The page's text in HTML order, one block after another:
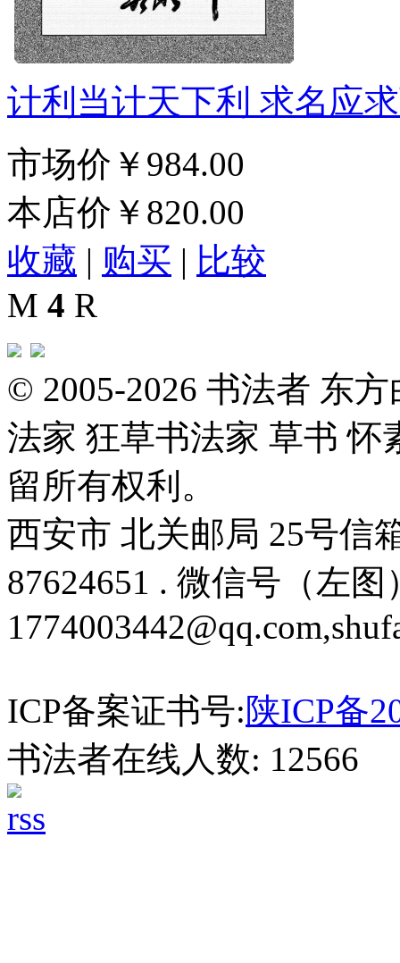
计利当计天下利 求名应
市场价 ￥984.00
本店价 ￥820.00
收藏 | 购买 | 比较
M 4 R
© 2005-2026 书法者 东
法家 狂草书法家 草书 怀
留所有权利。
西安市 北关邮局 25号信
87624651 . 微信号（左
ICP备案证书号:陕ICP备
书法者在线人数: 12566